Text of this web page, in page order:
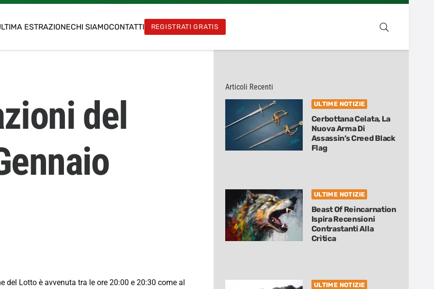
ESTRAZIONECHI SIAMOCONTATTI REGISTRATI GRATIS
del
del Lotto è avvenuta tra le ore 20:00 e 20:30 come al
Articoli Recenti
ULTIME NOTIZIE
Cerbottana Celata, La
Nuova Arma Di
Assassin’s Creed Black
Flag
ULTIME NOTIZIE
Beast Of Reincarnation
Ispira Recensioni
Contrastanti Alla
Critica
ULTIME NOTIZIE